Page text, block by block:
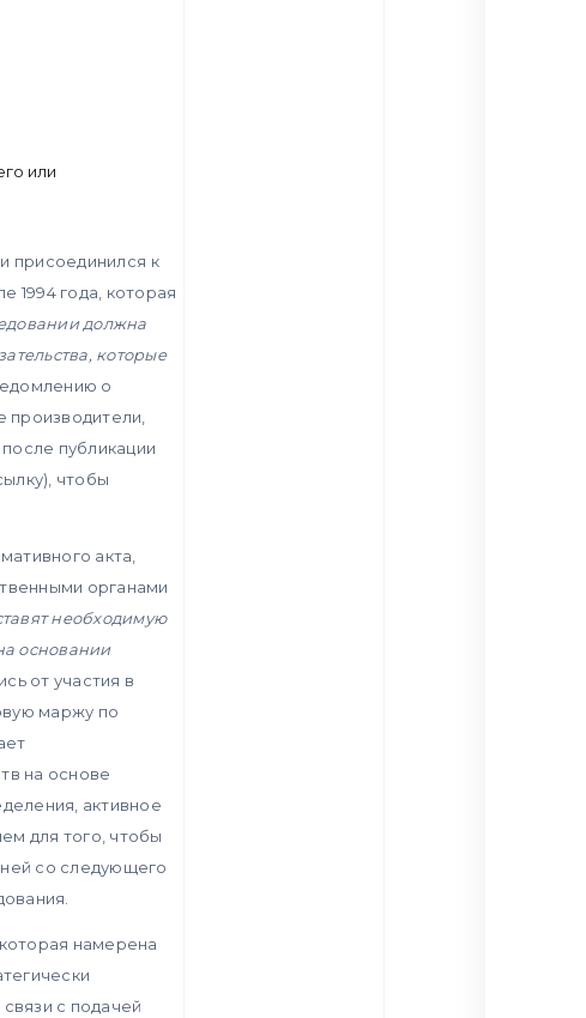
или
присоединился к
1994 года, которая
должна
которые
о
производители,
публикации
чтобы
акта,
органами
необходимую
основании
от участия в
маржу по
на основе
активное
для того, чтобы
со следующего
намерена
с подачей